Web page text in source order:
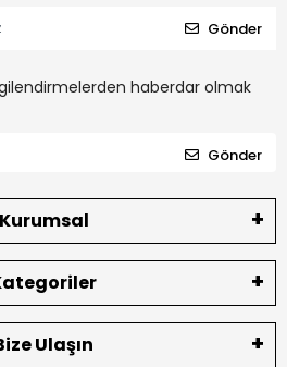
Gönder
haberdar olmak
Gönder
Kurumsal
Ulaşın